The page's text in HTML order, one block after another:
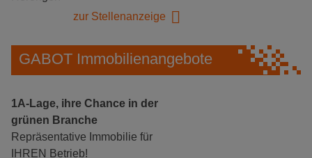
zur Stellenanzeige
GABOT Immobilienangebote
1A-Lage, ihre Chance in der
grünen Branche
Repräsentative Immobilie für
IHREN Betrieb!